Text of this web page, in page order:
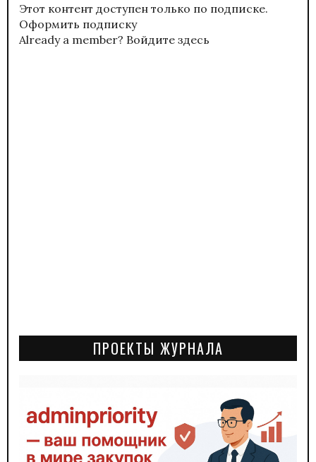
Этот контент доступен только по подписке.
Оформить подписку
Already a member? Войдите здесь
ПРОЕКТЫ ЖУРНАЛА